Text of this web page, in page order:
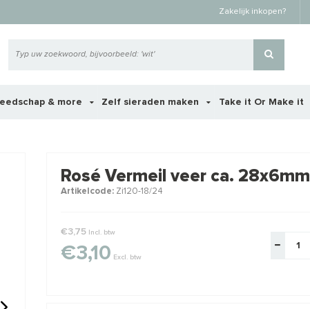
Zakelijk inkopen?
& more Zelf sieraden maken Take it Or Make it
voor je?
Rosé Vermeil veer ca. 28x6mm
Artikelcode:Zi120-18/24
€3,75 Incl. btw
€3,10 Excl. btw